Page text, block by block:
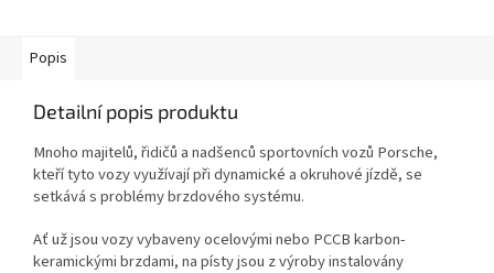
Popis
Detailní popis produktu
Mnoho majitelů, řidičů a nadšenců sportovních vozů Porsche,
kteří tyto vozy využívají při dynamické a okruhové jízdě, se
setkává s problémy brzdového systému.
Ať už jsou vozy vybaveny ocelovými nebo PCCB karbon-
keramickými brzdami, na písty jsou z výroby instalovány